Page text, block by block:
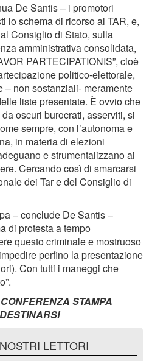
De Santis – i promotori
lo schema di ricorso al TAR, e,
Consiglio di Stato, sulla
amministrativa consolidata,
PARTECIPATIONIS”, cioè
politico-elettorale,
non sostanziali- meramente
liste presentate. È ovvio che
oscuri burocrati, asserviti, si
sempre, con l’autonoma e
in materia di elezioni
e strumentalizzano ai
Cercando così di smarcarsi
dei Tar e del Consiglio di
– conclude De Santis –
di protesta a tempo
questo criminale e mostruoso
perfino la presentazione
Con tutti i maneggi che
STAMPA
LETTORI